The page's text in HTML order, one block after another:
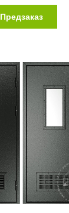
Предзаказ